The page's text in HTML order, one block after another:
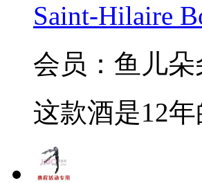
Saint-Hilaire
会员：鱼儿朵
这款酒是12